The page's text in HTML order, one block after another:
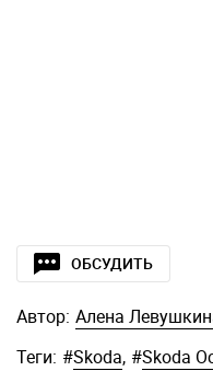
ОБСУДИТЬ
Автор: Алена
Теги: #Skoda, #Skoda